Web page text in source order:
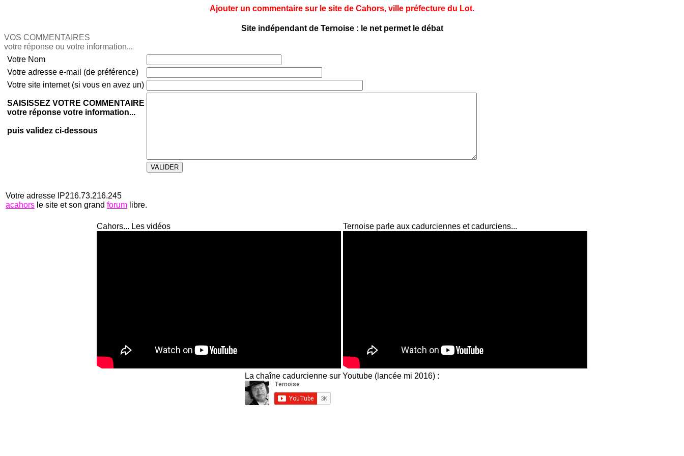
Ajouter un commentaire sur le site de Cahors, ville préfecture du Lot.
Site indépendant de Ternoise : le net permet le débat
VOS COMMENTAIRES
votre réponse ou votre information...
Votre Nom
Votre adresse e-mail (de préférence)
Votre site internet (si vous en avez un)
SAISISSEZ VOTRE COMMENTAIRE
votre réponse votre information...
puis validez ci-dessous
Votre adresse IP216.73.216.245
acahors le site et son grand forum libre.
Cahors... Les vidéos Ternoise parle aux cadurciennes et cadurciens...
La chaîne cadurcienne sur Youtube (lancée mi 2016) :